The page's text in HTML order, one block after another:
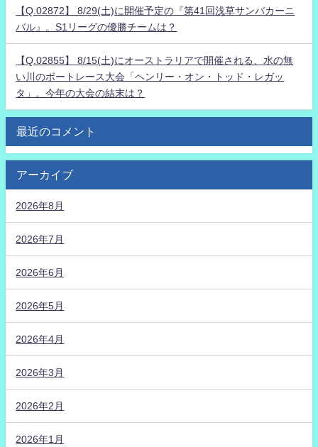
【Q.02872】 8/29(土)に開催予定の『第41回浅草サンバカーニ
バル』。S1リーグの優勝チームは？
【Q.02855】 8/15(土)にオーストラリアで開催される、水の無
い川のボートレース大会「ヘンリー・オン・トッド・レガッ
タ」。今年の大会の結末は？
最近のコメント
アーカイブ
2026年8月
2026年7月
2026年6月
2026年5月
2026年4月
2026年3月
2026年2月
2026年1月